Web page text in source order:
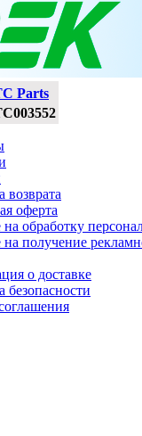
Parts
возврата
оферта
на обработку
на получение
о доставке
безопасности